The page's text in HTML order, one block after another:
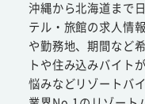
沖縄から北海道まで
テル・旅館の求人情
や勤務地、期間など
トや住み込みバイト
悩みなどリゾートバ